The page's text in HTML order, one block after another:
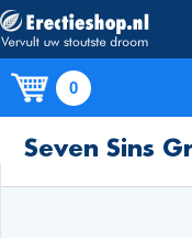
0
Seven Sins